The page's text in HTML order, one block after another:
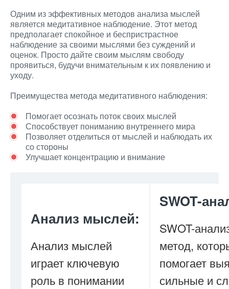
Одним из эффективных методов анализа мыслей
является медитативное наблюдение. Этот метод
предполагает спокойное и беспристрастное
наблюдение за своими мыслями без суждений и
оценок. Просто дайте своим мыслям свободу
проявиться, будучи внимательным к их появлению и
уходу.
Преимущества метода медитативного наблюдения:
Помогает осознать поток своих мыслей
Способствует пониманию внутреннего мира
Позволяет отделиться от мыслей и наблюдать их
со стороны
Улучшает концентрацию и внимание
Анализ мыслей:
Анализ мыслей
играет ключевую
роль в понимании
SWOT-
SWOT-
метод,
помогает
сильные и